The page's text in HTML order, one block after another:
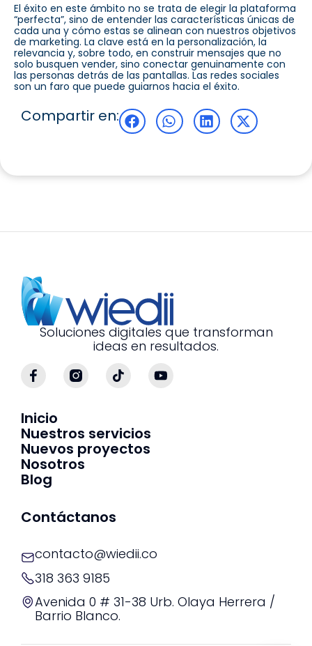
El éxito en este ámbito no se trata de elegir la plataforma
“perfecta”, sino de entender las características únicas de
cada una y cómo estas se alinean con nuestros objetivos
de marketing. La clave está en la personalización, la
relevancia y, sobre todo, en construir mensajes que no
solo busquen vender, sino conectar genuinamente con
las personas detrás de las pantallas. Las redes sociales
son un faro que puede guiarnos hacia el éxito.
Compartir en:
Soluciones digitales que transforman
ideas en resultados.
Inicio
Nuestros servicios
Nuevos proyectos
Nosotros
Blog
Contáctanos
contacto@wiedii.co
318 363 9185
Avenida 0 # 31-38 Urb. Olaya Herrera /
Barrio Blanco.